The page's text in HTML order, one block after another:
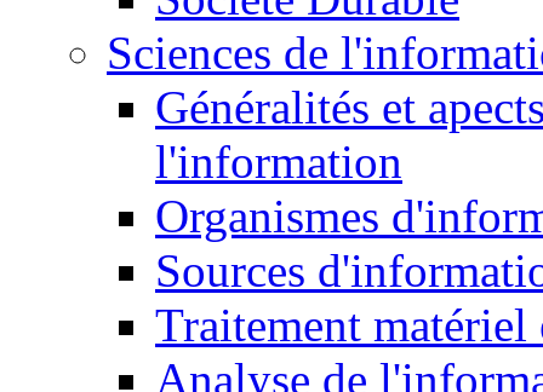
Sciences de
Généralités et
l'information
Organismes
Sources
Traitement matériel
Analyse de